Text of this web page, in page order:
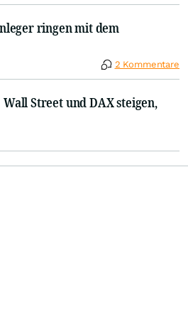
ringen mit dem
2 Kommentare
Street und DAX steigen,